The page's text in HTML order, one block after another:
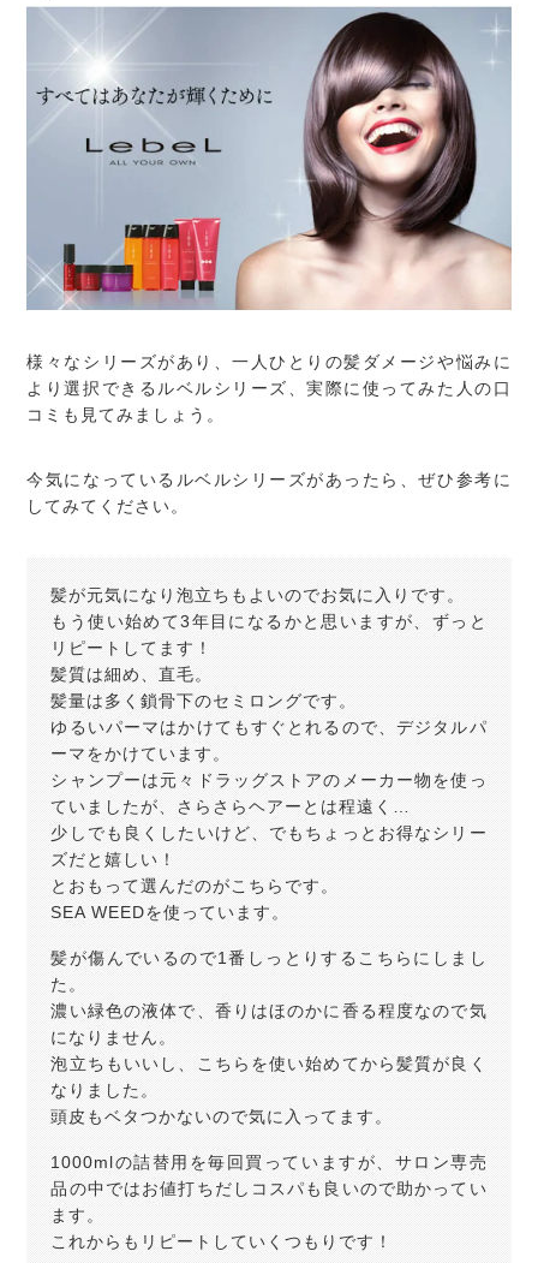
様々なシリーズがあり、一人ひとりの髪ダメージや悩みに
より選択できるルベルシリーズ、実際に使ってみた人の口
コミも見てみましょう。
今気になっているルベルシリーズがあったら、ぜひ参考に
してみてください。
髪が元気になり泡立ちもよいのでお気に入りです。
もう使い始めて3年目になるかと思いますが、ずっと
リピートしてます！
髪質は細め、直毛。
髪量は多く鎖骨下のセミロングです。
ゆるいパーマはかけてもすぐとれるので、デジタルパ
ーマをかけています。
シャンプーは元々ドラッグストアのメーカー物を使っ
ていましたが、さらさらヘアーとは程遠く…
少しでも良くしたいけど、でもちょっとお得なシリー
ズだと嬉しい！
とおもって選んだのがこちらです。
SEA WEEDを使っています。
髪が傷んでいるので1番しっとりするこちらにしまし
た。
濃い緑色の液体で、香りはほのかに香る程度なので気
になりません。
泡立ちもいいし、こちらを使い始めてから髪質が良く
なりました。
頭皮もベタつかないので気に入ってます。
1000mlの詰替用を毎回買っていますが、サロン専売
品の中ではお値打ちだしコスパも良いので助かってい
ます。
これからもリピートしていくつもりです！